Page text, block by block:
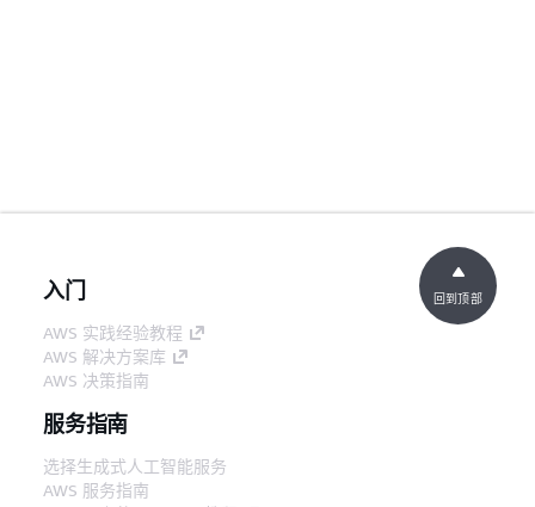
入门
AWS 实践经验教程
AWS 解决方案库
AWS 决策指南
服务指南
选择生成式人工智能服务
AWS 服务指南
回到顶部